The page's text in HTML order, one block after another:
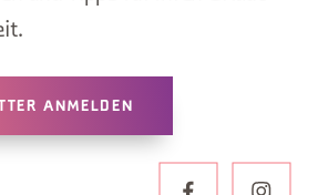
ANMELDEN